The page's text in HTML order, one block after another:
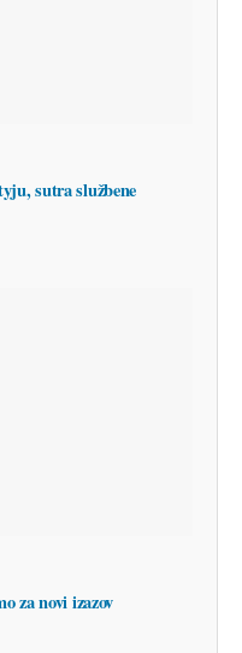
sutra službene
za novi izazov